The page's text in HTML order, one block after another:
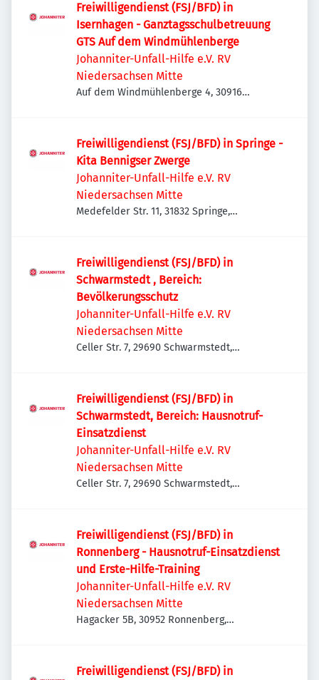
Freiwilligendienst (FSJ/BFD) in
Isernhagen - Ganztagsschulbetreuung
GTS Auf dem Windmühlenberge
Johanniter-Unfall-Hilfe e.V. RV
Niedersachsen Mitte
Auf dem Windmühlenberge 4, 30916
Freiwilligendienst (FSJ/BFD) in Springe -
Kita Bennigser Zwerge
Johanniter-Unfall-Hilfe e.V. RV
Niedersachsen Mitte
Medefelder Str. 11, 31832 Springe,
Freiwilligendienst (FSJ/BFD) in
Schwarmstedt , Bereich:
Bevölkerungsschutz
Johanniter-Unfall-Hilfe e.V. RV
Niedersachsen Mitte
Celler Str. 7, 29690 Schwarmstedt,
Freiwilligendienst (FSJ/BFD) in
Schwarmstedt, Bereich: Hausnotruf-
Einsatzdienst
Johanniter-Unfall-Hilfe e.V. RV
Niedersachsen Mitte
Celler Str. 7, 29690 Schwarmstedt,
Freiwilligendienst (FSJ/BFD) in
Ronnenberg - Hausnotruf-Einsatzdienst
und Erste-Hilfe-Training
Johanniter-Unfall-Hilfe e.V. RV
Niedersachsen Mitte
Hagacker 5B, 30952 Ronnenberg,
Freiwilligendienst (FSJ/BFD) in